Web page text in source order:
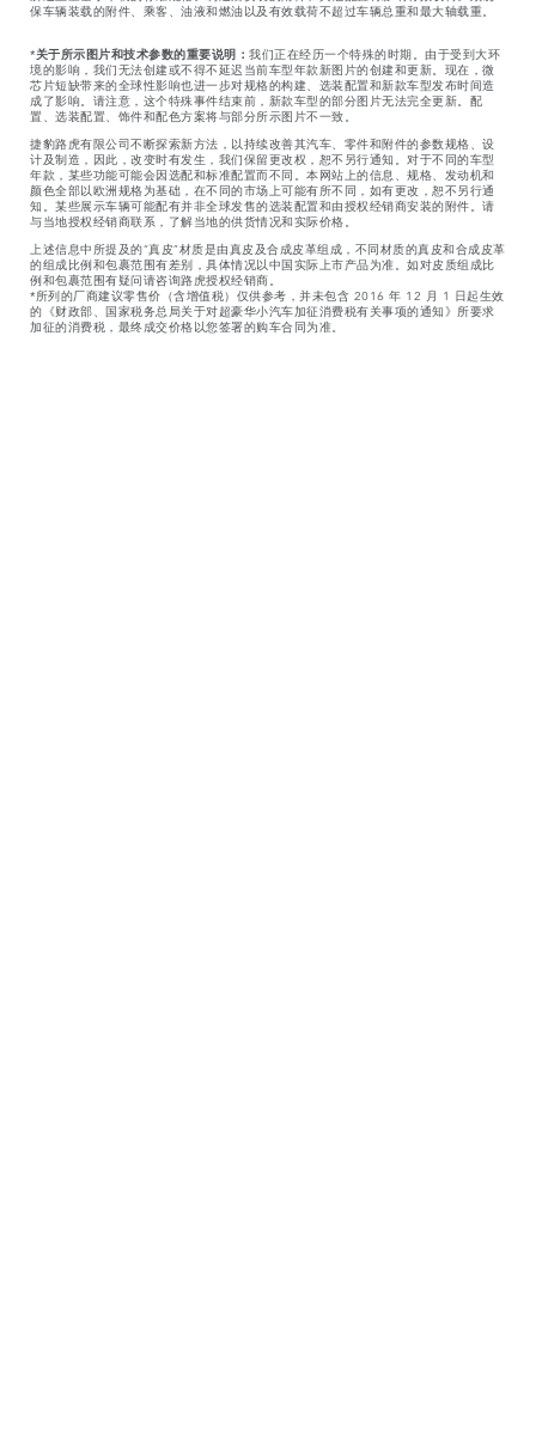
保车辆装载的附件、乘客、油液和燃油以及有效载荷不超过车辆总重和最大轴载重。
*关于所示图片和技术参数的重要说明： 我们正在经历一个特殊的时期。由于受到大环
境的影响，我们无法创建或不得不延迟当前车型年款新图片的创建和更新。现在，微
芯片短缺带来的全球性影响也进一步对规格的构建、选装配置和新款车型发布时间造
成了影响。请注意，这个特殊事件结束前，新款车型的部分图片无法完全更新。配
置、选装配置、饰件和配色方案将与部分所示图片不一致。
捷豹路虎有限公司不断探索新方法，以持续改善其汽车、零件和附件的参数规格、设
计及制造，因此，改变时有发生，我们保留更改权，恕不另行通知。对于不同的车型
年款，某些功能可能会因选配和标准配置而不同。本网站上的信息、规格、发动机和
颜色全部以欧洲规格为基础，在不同的市场上可能有所不同，如有更改，恕不另行通
知。某些展示车辆可能配有并非全球发售的选装配置和由授权经销商安装的附件。请
与当地授权经销商联系，了解当地的供货情况和实际价格。
上述信息中所提及的“真皮”材质是由真皮及合成皮革组成，不同材质的真皮和合成皮革
的组成比例和包裹范围有差别，具体情况以中国实际上市产品为准。如对皮质组成比
例和包裹范围有疑问请咨询路虎授权经销商。
*所列的厂商建议零售价（含增值税）仅供参考，并未包含 2016 年 12 月 1 日起生效
的《财政部、国家税务总局关于对超豪华小汽车加征消费税有关事项的通知》所要求
加征的消费税，最终成交价格以您签署的购车合同为准。